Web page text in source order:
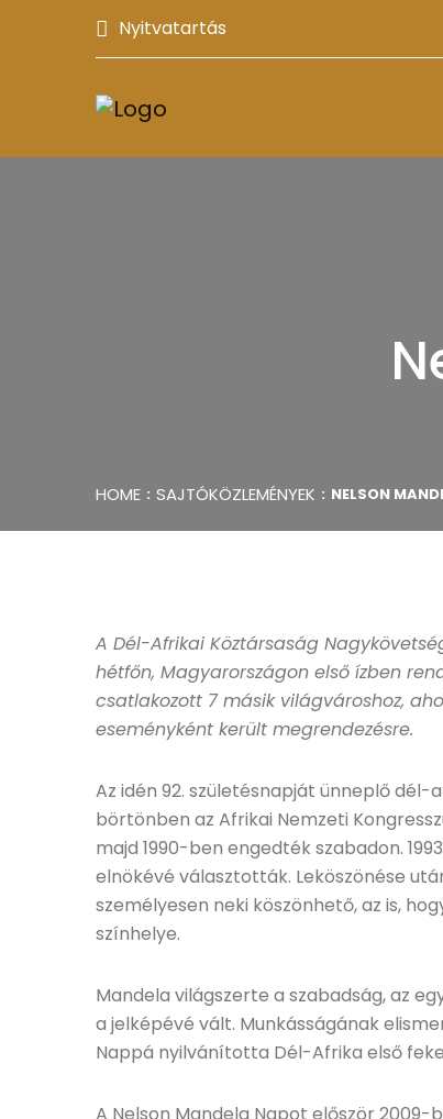
Nyitvatartás
HOME SAJTÓKÖZLEMÉNYEK NELSON
A Dél-Afrikai Köztársaság
hétfőn, Magyarországon első ízben
csatlakozott 7 másik világvároshoz,
eseményként került megrendezésre.
Az idén 92. születésnapját ünneplő
börtönben az Afrikai Nemzeti
majd 1990-ben engedték szabadon.
elnökévé választották. Leköszönése
személyesen neki köszönhető, az is,
színhelye.
Mandela világszerte a szabadság, az
a jelképévé vált. Munkásságának
Nappá nyilvánította Dél-Afrika első